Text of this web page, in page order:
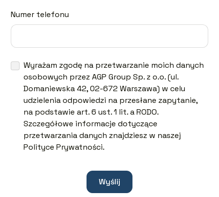
Numer telefonu
Wyrażam zgodę na przetwarzanie moich danych
osobowych przez AGP Group Sp. z o.o. (ul.
Domaniewska 42, 02-672 Warszawa) w celu
udzielenia odpowiedzi na przesłane zapytanie,
na podstawie art. 6 ust. 1 lit. a RODO.
Szczegółowe informacje dotyczące
przetwarzania danych znajdziesz w naszej
Polityce Prywatności.